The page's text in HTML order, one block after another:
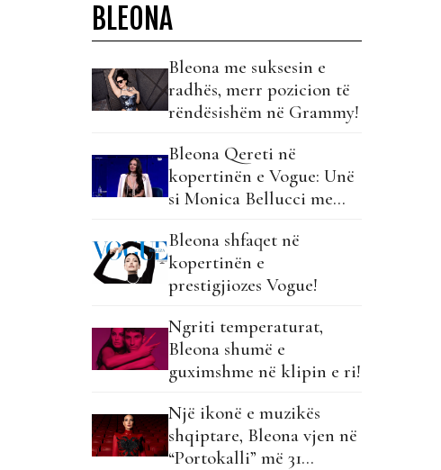
BLEONA
Bleona me suksesin e
radhës, merr pozicion të
rëndësishëm në Grammy!
Bleona Qereti në
kopertinën e Vogue: Unë
si Monica Bellucci me
Bleona shfaqet në
kopertinën e
prestigjiozes Vogue!
Ngriti temperaturat,
Bleona shumë e
guximshme në klipin e ri!
Një ikonë e muzikës
shqiptare, Bleona vjen në
“Portokalli” më 31